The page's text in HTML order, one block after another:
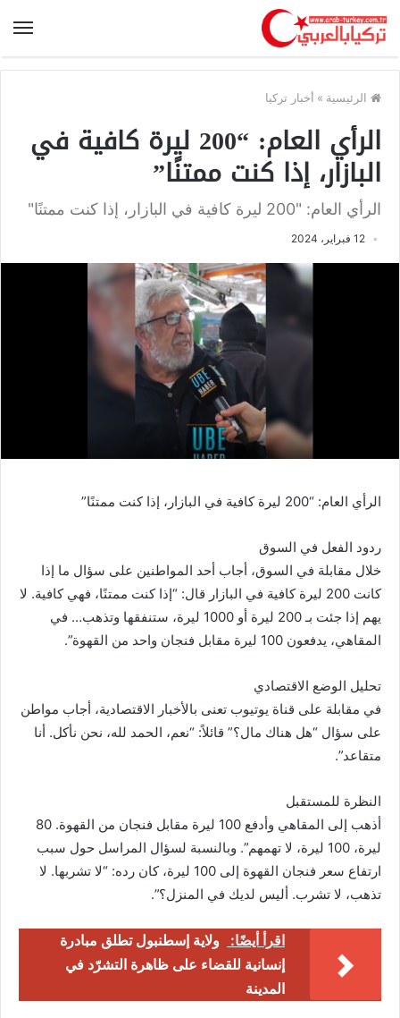
الرئيسية » أخبار تركيا
الرأي العام: “200 ليرة كافية في
البازار، إذا كنت ممتنًا”
الرأي العام: "200 ليرة كافية في البازار، إذا كنت ممتنًا"
12 فبراير، 2024
الرأي العام: “200 ليرة كافية في البازار، إذا كنت ممتنًا”
ردود الفعل في السوق
خلال مقابلة في السوق، أجاب أحد المواطنين على سؤال ما إذا
كانت 200 ليرة كافية في البازار قال: “إذا كنت ممتنًا، فهي كافية. لا
يهم إذا جئت بـ 200 ليرة أو 1000 ليرة، ستنفقها وتذهب… في
المقاهي، يدفعون 100 ليرة مقابل فنجان واحد من القهوة”.
تحليل الوضع الاقتصادي
في مقابلة على قناة يوتيوب تعنى بالأخبار الاقتصادية، أجاب مواطن
على سؤال “هل هناك مال؟” قائلاً: “نعم، الحمد لله، نحن نأكل. أنا
متقاعد”.
النظرة للمستقبل
أذهب إلى المقاهي وأدفع 100 ليرة مقابل فنجان من القهوة. 80
ليرة، 100 ليرة، لا تهمهم”. وبالنسبة لسؤال المراسل حول سبب
ارتفاع سعر فنجان القهوة إلى 100 ليرة، كان رده: “لا تشربها. لا
تذهب، لا تشرب. أليس لديك في المنزل؟”.
اقرأ أيضًا:
ولاية إسطنبول تطلق مبادرة
إنسانية للقضاء على ظاهرة التشرّد في
المدينة